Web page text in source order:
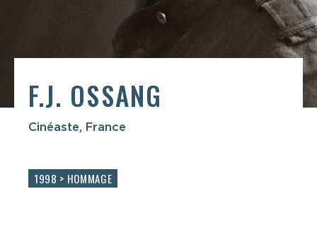
F.J. OSSANG
Cinéaste, France
1998 > HOMMAGE